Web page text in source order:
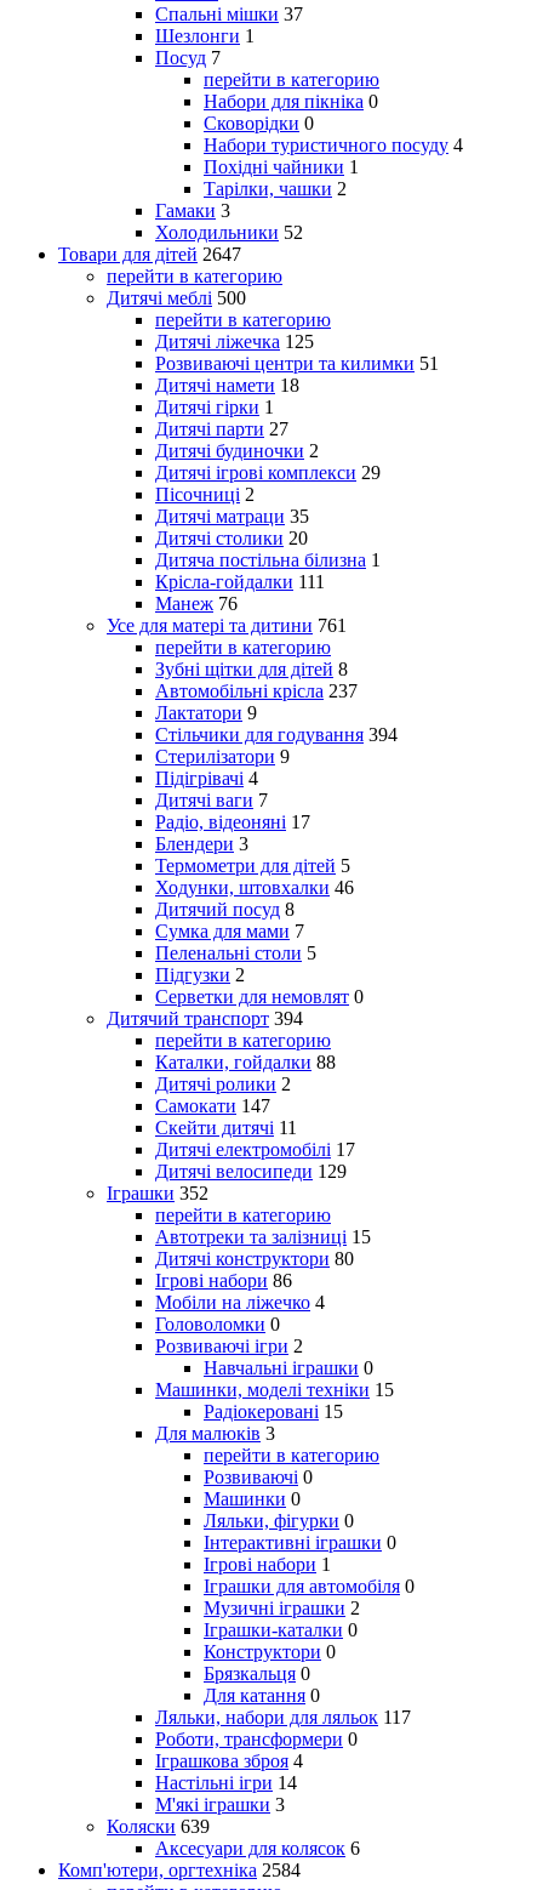
Спальні мішки 37
Шезлонги 1
Посуд 7
перейти в категорию
Набори для пікніка 0
Сковорідки 0
Набори туристичного посуду 4
Похідні чайники 1
Тарілки, чашки 2
Гамаки 3
Холодильники 52
Товари для дітей 2647
перейти в категорию
Дитячі меблі 500
перейти в категорию
Дитячі ліжечка 125
Розвиваючі центри та килимки 51
Дитячі намети 18
Дитячі гірки 1
Дитячі парти 27
Дитячі будиночки 2
Дитячі ігрові комплекси 29
Пісочниці 2
Дитячі матраци 35
Дитячі столики 20
Дитяча постільна білизна 1
Крісла-гойдалки 111
Манеж 76
Усе для матері та дитини 761
перейти в категорию
Зубні щітки для дітей 8
Автомобільні крісла 237
Лактатори 9
Стільчики для годування 394
Стерилізатори 9
Підігрівачі 4
Дитячі ваги 7
Радіо, відеоняні 17
Блендери 3
Термометри для дітей 5
Ходунки, штовхалки 46
Дитячий посуд 8
Сумка для мами 7
Пеленальні столи 5
Підгузки 2
Серветки для немовлят 0
Дитячий транспорт 394
перейти в категорию
Каталки, гойдалки 88
Дитячі ролики 2
Самокати 147
Скейти дитячі 11
Дитячі електромобілі 17
Дитячі велосипеди 129
Іграшки 352
перейти в категорию
Автотреки та залізниці 15
Дитячі конструктори 80
Ігрові набори 86
Мобіли на ліжечко 4
Головоломки 0
Розвиваючі ігри 2
Навчальні іграшки 0
Машинки, моделі техніки 15
Радіокеровані 15
Для малюків 3
перейти в категорию
Розвиваючі 0
Машинки 0
Ляльки, фігурки 0
Інтерактивні іграшки 0
Ігрові набори 1
Іграшки для автомобіля 0
Музичні іграшки 2
Іграшки-каталки 0
Конструктори 0
Брязкальця 0
Для катання 0
Ляльки, набори для ляльок 117
Роботи, трансформери 0
Іграшкова зброя 4
Настільні ігри 14
М'які іграшки 3
Коляски 639
Аксесуари для колясок 6
Комп'ютери, оргтехніка 2584